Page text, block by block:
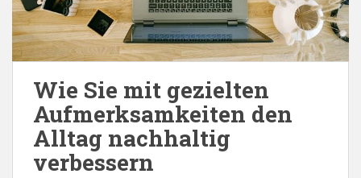
Wie Sie mit gezielten
Aufmerksamkeiten den
Alltag nachhaltig
verbessern